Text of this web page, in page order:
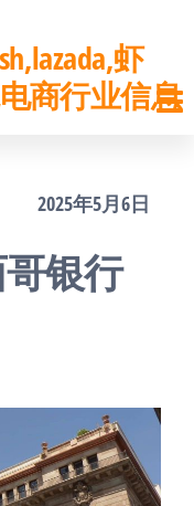
虾
商行业信息
2025年5月6日
银行